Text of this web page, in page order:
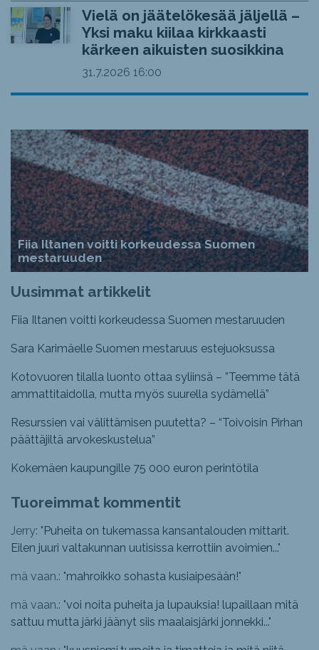
Vielä on jäätelökesää jäljellä –
Yksi maku kiilaa kirkkaasti
kärkeen aikuisten suosikkina
31.7.2026 16:00
Fiia Iltanen voitti korkeudessa Suomen
mestaruuden
Uusimmat artikkelit
Fiia Iltanen voitti korkeudessa Suomen mestaruuden
Sara Karimäelle Suomen mestaruus estejuoksussa
Kotovuoren tilalla luonto ottaa syliinsä – ”Teemme tätä
ammattitaidolla, mutta myös suurella sydämellä”
Resurssien vai välittämisen puutetta? – “Toivoisin Pirhan
päättäjiltä arvokeskustelua”
Kokemäen kaupungille 75 000 euron perintötila
Tuoreimmat kommentit
Jerry: "Puheita on tukemassa kansantalouden mittarit.
Eilen juuri valtakunnan uutisissa kerrottiin avoimien..."
mä vaan.: "mahroikko sohasta kusiaipesään!"
mä vaan.: "voi noita puheita ja lupauksia! lupaillaan mitä
sattuu mutta järki jäänyt siis maalaisjärki jonnekki..."